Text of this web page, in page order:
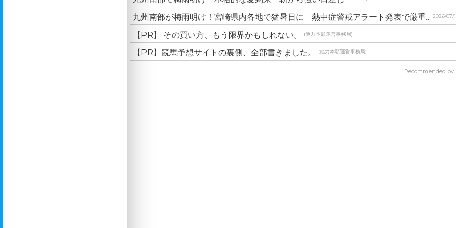
九州南部が梅雨明け！宮崎県内各地で猛暑日に 熱中症警戒アラート発表で厳重... 2026/07/
【PR】 その買い方、もう限界かもしれない。 (他力本願運営事務局)
【PR】競馬予想サイトの裏側、全部書きました。 (他力本願運営事務局)
Recommended by